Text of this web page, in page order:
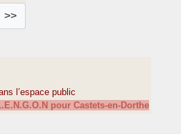
>>
l’espace public
pour Castets-en-Dorthe